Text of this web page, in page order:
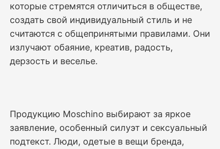
которые стремятся отличиться в обществе,
создать свой индивидуальный стиль и не
считаются с общепринятыми правилами. Они
излучают обаяние, креатив, радость,
дерзость и веселье.
Продукцию Moschino выбирают за яркое
заявление, особенный силуэт и сексуальный
подтекст. Люди, одетые в вещи бренда,